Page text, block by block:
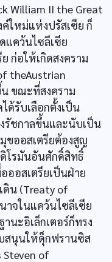
William II the Great
ใหม่แห่งปรัสเซีย ก็
แคว้นไซลีเซีย
ก่อให้เกิดสงคราม
theAustrian
ขณะที่สงคราม
ด้รับเลือกตั้งเป็น
รัชกาลขึ้นและนับเป็น
ขออสเตรียต้องสูญ
โรมันอันศักดิ์สิทธิ์
ออสเตรียเป็นฝ่าย
ดิน (Treaty of
าจในแคว้นไซลีเซีย
นะอิเล็กเตอร์ก็ทรง
สนุนให้ดุ็กฟรานซิส
Steven of